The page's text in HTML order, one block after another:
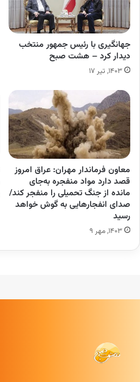
جهانگیری با رئیس جمهور منتخب
دیدار کرد – هشت صبح
۱۴۰۳, تیر ۱۷
معاون فرماندار مهران: عراق امروز
قصد دارد مواد منفجره به‌جای
مانده از جنگ تحمیلی را منفجر کند/
صدای انفجارهایی به گوش خواهد
رسید
۱۴۰۳, مهر ۹